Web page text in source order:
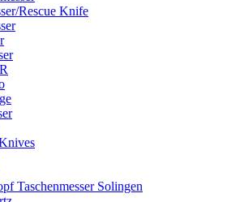
Rescue Knife
Taschenmesser Solingen